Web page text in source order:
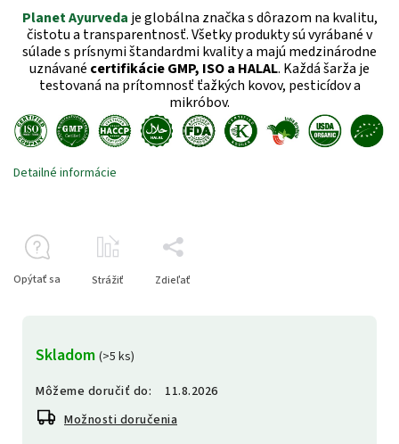
Skladom (>5 ks)
Môžeme doručiť do:
11.8.2026
Možnosti doručenia
Planet Ayurveda je globálna značka s dôrazom na kvalitu,
čistotu a transparentnosť. Všetky produkty sú vyrábané v
súlade s prísnymi štandardmi kvality a majú medzinárodne
uznávané certifikácie GMP, ISO a HALAL. Každá šarža je
testovaná na prítomnosť ťažkých kovov, pesticídov a
mikróbov.
Detailné informácie
Opýtať sa Strážiť Zdieľať